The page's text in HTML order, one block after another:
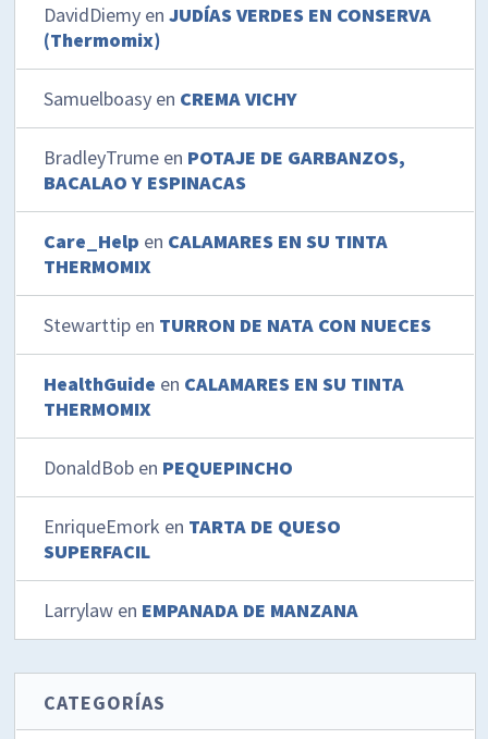
DavidDiemy enJUDÍAS VERDES EN CONSERVA
(Thermomix)
Samuelboasy en CREMA VICHY
BradleyTrume en POTAJE DE GARBANZOS,
BACALAO Y ESPINACAS
Care_Help en CALAMARES EN SU TINTA
THERMOMIX
Stewarttip en TURRON DE NATA CON NUECES
HealthGuide en CALAMARES EN SU TINTA
THERMOMIX
DonaldBob en PEQUEPINCHO
EnriqueEmork en TARTA DE QUESO
SUPERFACIL
Larrylaw en EMPANADA DE MANZANA
CATEGORÍAS